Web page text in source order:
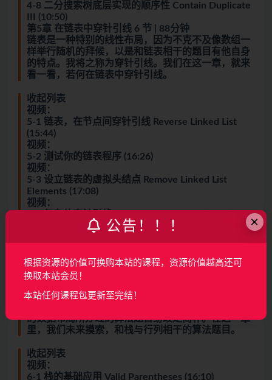
4-8 二分搜索树底层实现的顺序性 Contain Duplicate
III (10:50)
第5章 在链表中穿针引线 6 节 | 88分钟
链表是一种特别的线性布局，因为不克不及像数组一
样举行随机的拜候，以是和链表相干的题目有他自身
的特点。我将之称为穿针引线。我们在这一章，就来
看一看，若何在链表中穿针引线。
收起列表
视频：
5-1 链表，在节点间穿针引线 Reverse Linked List
(15:44)
视频：
5-2 测试你的链表程序 (16:26)
视频：
5-3 设立链表的虚拟头结点 Remove Linked List
Elements (17:08)
视频：
视频：
5-6 链表与双指针 Remove Nth Node Form End of
第6章 栈，队列，优先队列 8 节 | 111分钟
的数据布局所办理的算法题目纷歧定简朴。在这一章
里，我们未来摸索，和栈与行列相干的算法题目。
收起列表
视频：
6-1 栈的基础应用 Valid Parentheses (16:10)
×
公告！！！
根据资源的价值可换购本站的课程，资源价值越高还可
换取本站会员！
本站任何课程包更新至完结！